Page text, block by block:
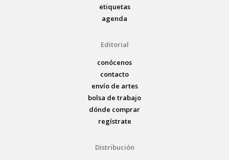
etiquetas
agenda
Editorial
conócenos
contacto
envío de artes
bolsa de trabajo
dónde comprar
regístrate
Distribución